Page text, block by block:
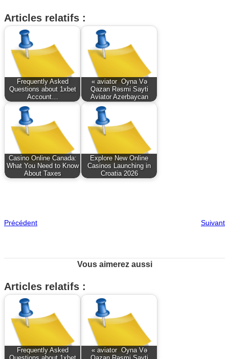
Articles relatifs :
Frequently Asked
Questions about 1xbet
Account…
« aviator ️ Oyna Və
Qazan Rəsmi Sayti
Aviator Azerbaycan
Casino Online Canada:
What You Need to Know
About Taxes
Explore New Online
Casinos Launching in
Croatia 2026
Précédent Suivant
Vous aimerez aussi
Articles relatifs :
Frequently Asked
« aviator ️ Oyna Və